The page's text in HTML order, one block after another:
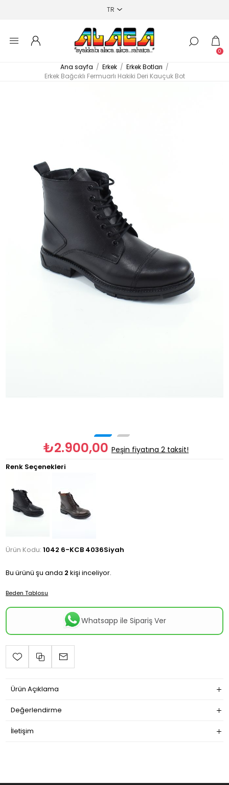
0
Ana sayfa / Erkek / Erkek Botları /
Erkek Bağcıklı Fermuarlı Hakiki Deri Kauçuk Bot
₺2.900,00 Peşin fiyatına 2 taksit!
Renk Seçenekleri
Ürün Kodu: 1042 6-KCB 4036Siyah
Bu ürünü şu anda 2 kişi inceliyor.
Beden Tablosu
Whatsapp ile Sipariş Ver
Ürün Açıklama
Değerlendirme
İletişim